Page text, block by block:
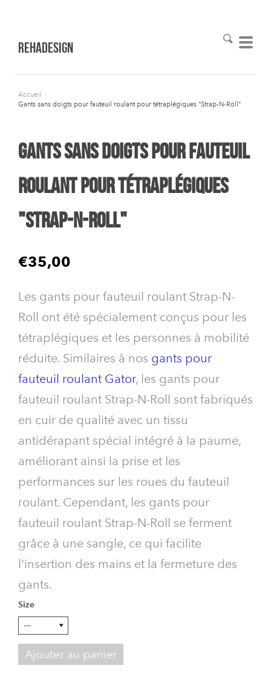
RehaDesign
Accueil
/
Gants sans doigts pour fauteuil roulant pour tétraplégiques "Strap-N-Roll"
Gants sans doigts pour fauteuil
roulant pour tétraplégiques
"Strap-N-Roll"
€35,00
Les gants pour fauteuil roulant Strap-N-
Roll ont été spécialement conçus pour les
tétraplégiques et les personnes à mobilité
réduite. Similaires à nos gants pour
fauteuil roulant Gator, les gants pour
fauteuil roulant Strap-N-Roll sont fabriqués
en cuir de qualité avec un tissu
antidérapant spécial intégré à la paume,
améliorant ainsi la prise et les
performances sur les roues du fauteuil
roulant. Cependant, les gants pour
fauteuil roulant Strap-N-Roll se ferment
grâce à une sangle, ce qui facilite
l'insertion des mains et la fermeture des
gants.
Size
Ajouter au panier